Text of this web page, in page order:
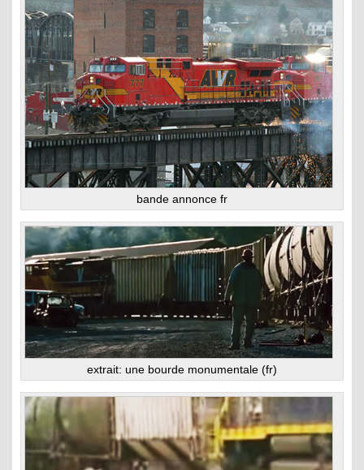
bande annonce fr
extrait: une bourde monumentale (fr)